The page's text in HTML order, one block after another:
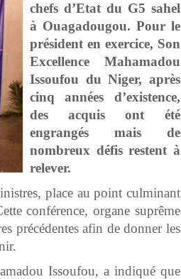
chefs d’Etat du G5 sahel
à Ouagadougou. Pour le
président en exercice, Son
Excellence Mahamadou
Issoufou du Niger, après
cinq années d’existence,
des acquis ont été
engrangés mais de
nombreux défis restent à
relever.
place au point culminant
conférence, organe suprême
précédentes afin de donner les
Issoufou, a indiqué que